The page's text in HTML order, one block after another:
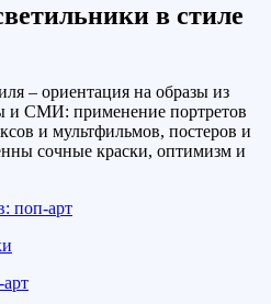
в стиле
– ориентация на образы из
и СМИ: применение портретов
и мультфильмов, постеров и
сочные краски, оптимизм и